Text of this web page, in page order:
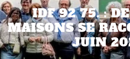
IDF 92 75. :
MAISONS SE
JUIN